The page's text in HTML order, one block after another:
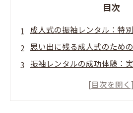
目次
成人式の振袖レンタル：特
思い出に残る成人式のため
振袖レンタルの成功体験：
振袖レンタルで最高の成人